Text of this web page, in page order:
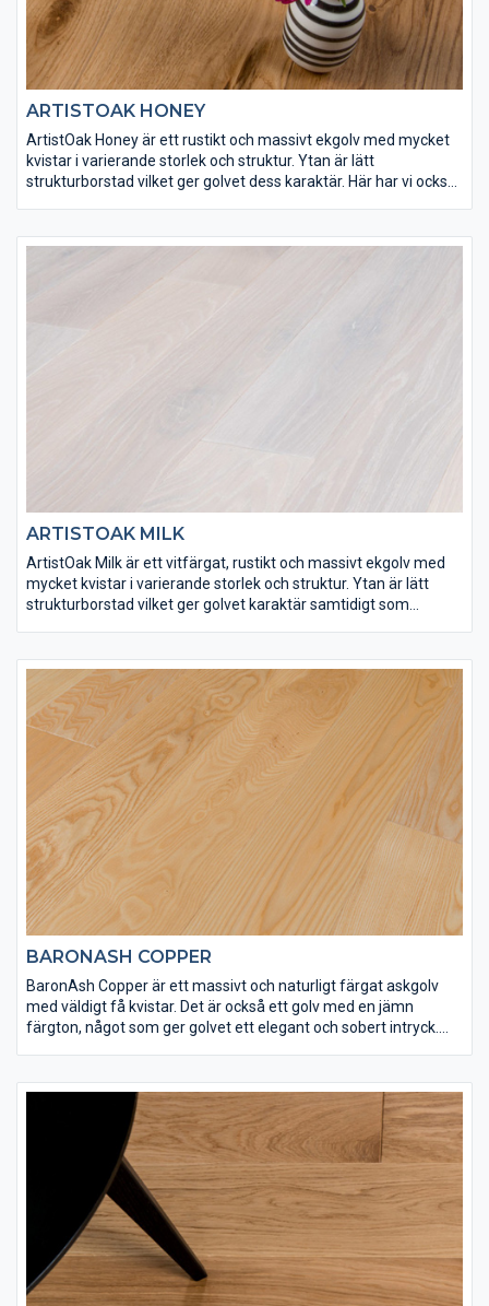
ARTISTOAK HONEY
ArtistOak Honey är ett rustikt och massivt ekgolv med mycket
kvistar i varierande storlek och struktur. Ytan är lätt
strukturborstad vilket ger golvet dess karaktär. Här har vi också
att få rätt slitstyrka. Spacklingar förekommer på detta golv.
ARTISTOAK MILK
ArtistOak Milk är ett vitfärgat, rustikt och massivt ekgolv med
mycket kvistar i varierande storlek och struktur. Ytan är lätt
strukturborstad vilket ger golvet karaktär samtidigt som
hårdvaxolja för att få rätt finish och slitstyrka. Spacklingar
förekommer på detta golv.
BARONASH COPPER
BaronAsh Copper är ett massivt och naturligt färgat askgolv
med väldigt få kvistar. Det är också ett golv med en jämn
färgton, något som ger golvet ett elegant och sobert intryck.
slitstyrka. Det här är ett lika vackert som exklusivt golv.